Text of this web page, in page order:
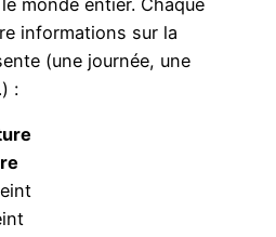
informations sur la
(une journée, une
: